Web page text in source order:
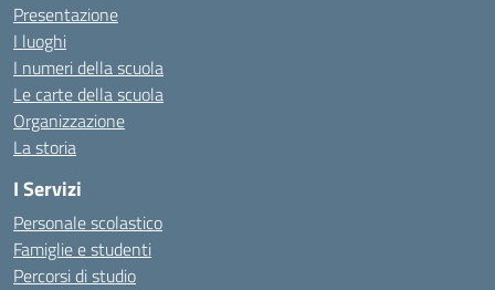
Presentazione
I luoghi
I numeri della scuola
Le carte della scuola
Organizzazione
La storia
I Servizi
Personale scolastico
Famiglie e studenti
Percorsi di studio